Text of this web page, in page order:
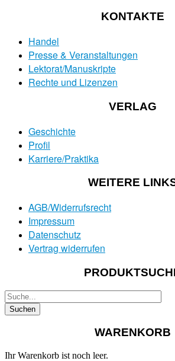
KONTAKTE
Handel
Presse & Veranstaltungen
Lektorat/Manuskripte
Rechte und Lizenzen
VERLAG
Geschichte
Profil
Karriere/Praktika
WEITERE
AGB/Widerrufsrecht
Impressum
Datenschutz
Vertrag widerrufen
WARENKORB
Ihr Warenkorb ist noch leer.